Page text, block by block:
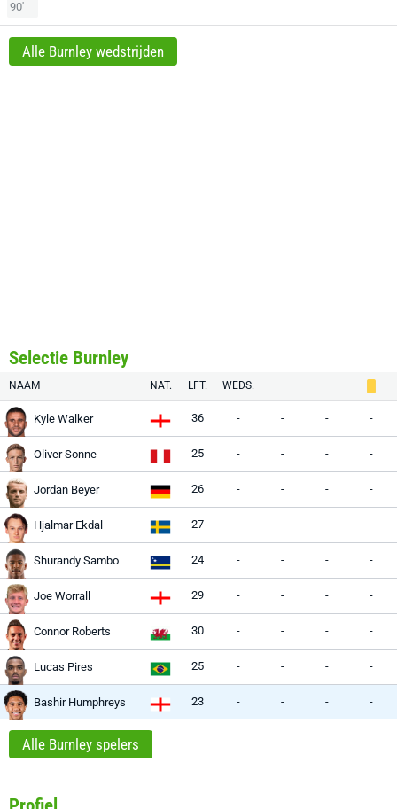
90'
Alle Burnley wedstrijden
Selectie Burnley
NAAM NAT. LFT. WEDS.
Kyle Walker 36 - - - -
Oliver Sonne 25 - - - -
Jordan Beyer 26 - - - -
Hjalmar Ekdal 27 - - - -
Shurandy Sambo 24 - - - -
Joe Worrall 29 - - - -
Connor Roberts 30 - - - -
Lucas Pires 25 - - - -
Bashir Humphreys 23 - - - -
Alle Burnley spelers